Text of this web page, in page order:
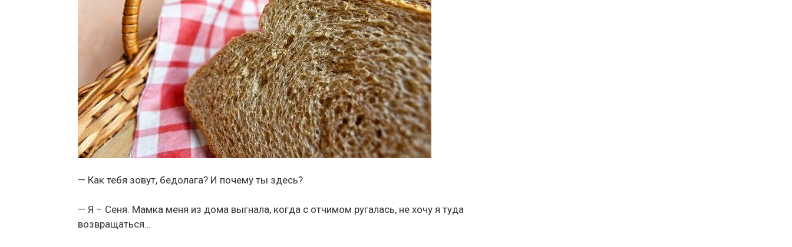
— Как тебя зовут, бедолага? И почему ты здесь?
— Я – Сеня. Мамка меня из дома выгнала, когда с отчимом ругалась, не хочу я туда
возвращаться…